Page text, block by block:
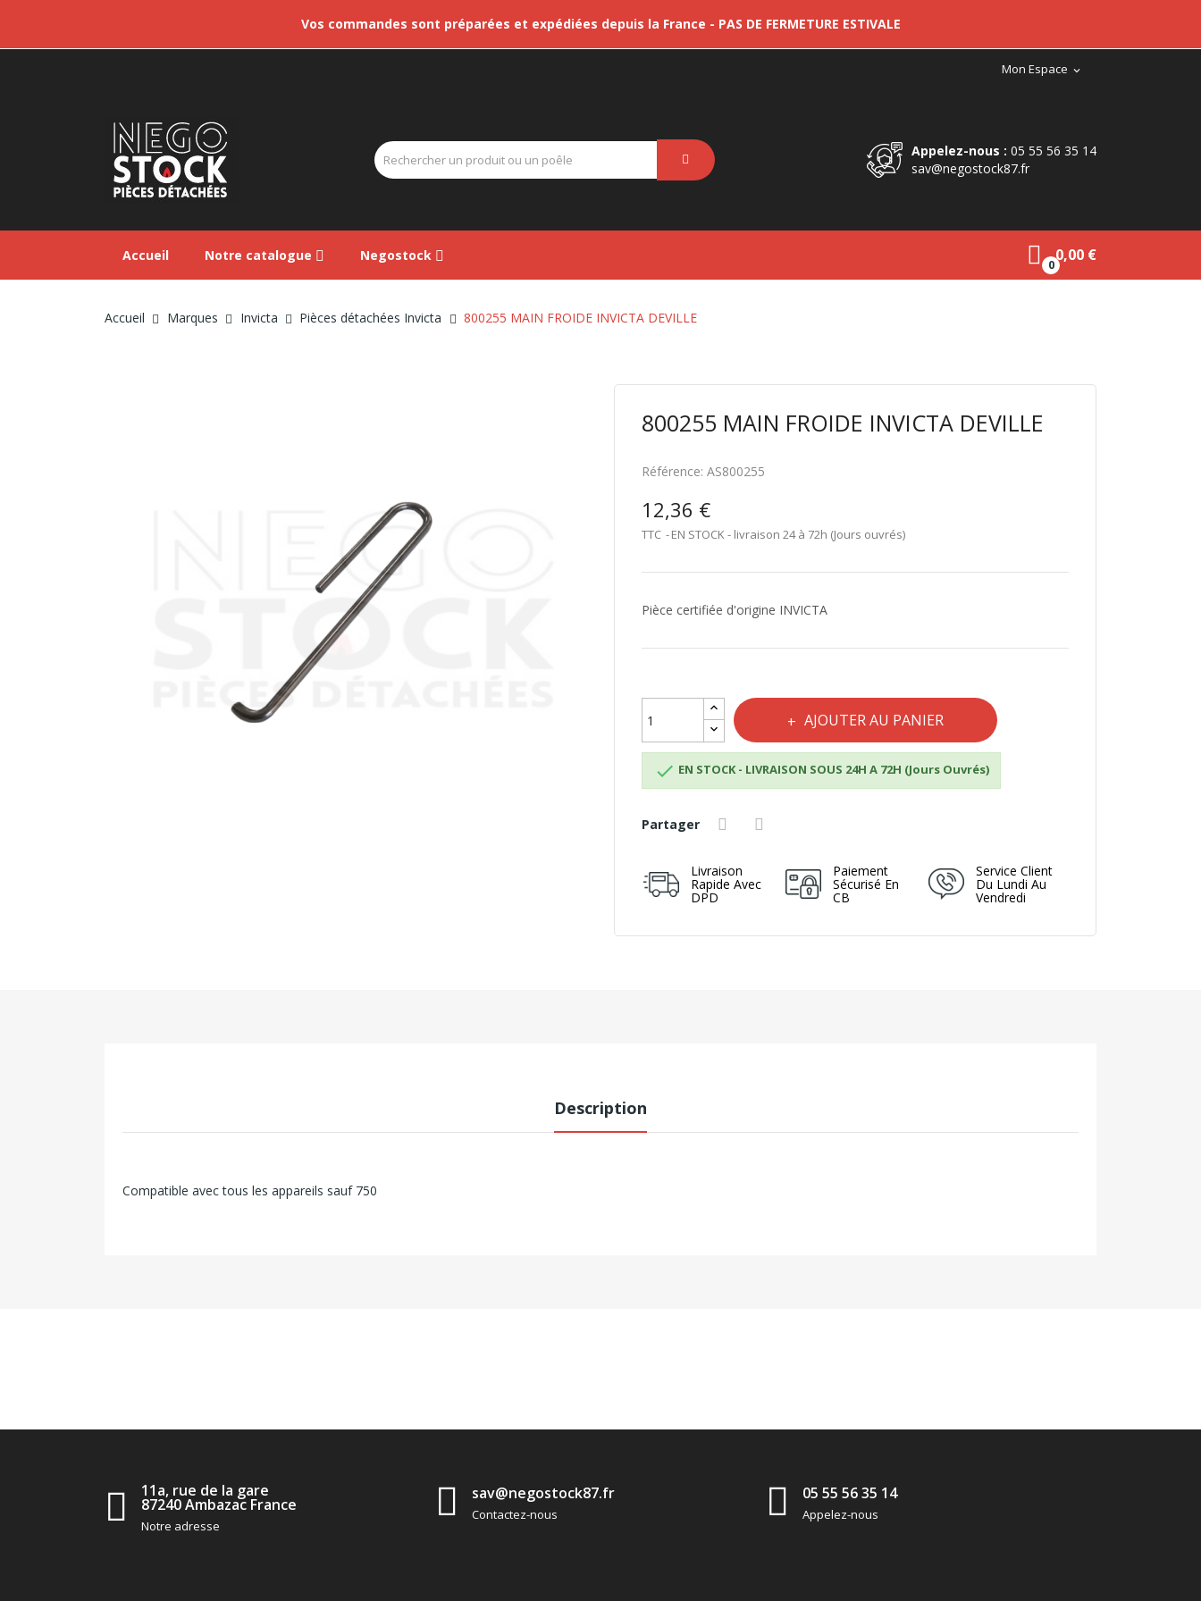
Vos commandes sont préparées et expédiées depuis la France - PAS DE FERMETURE ESTIVALE
Mon Espace expand_more
0
0,00 €
Appelez-nous : 05 55 56 35 14
sav@negostock87.fr
Accueil Notre catalogue Negostock
Accueil Marques Invicta Pièces détachées Invicta 800255 MAIN FROIDE INVICTA DEVILLE
800255 MAIN FROIDE INVICTA DEVILLE
Référence: AS800255
12,36 €
TTC EN STOCK - livraison 24 à 72h (Jours ouvrés)
Pièce certifiée d'origine INVICTA
AJOUTER AU PANIER
 EN STOCK - LIVRAISON SOUS 24H A 72H (Jours Ouvrés)
Partager
Livraison
Rapide Avec
DPD
Paiement
Sécurisé En
CB
Service Client
Du Lundi Au
Vendredi
Description
Compatible avec tous les appareils sauf 750
11a, rue de la gare
87240 Ambazac France
Notre adresse
sav@negostock87.fr
Contactez-nous
05 55 56 35 14
Appelez-nous